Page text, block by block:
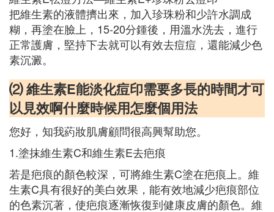
把維生素的液體擠出來，加入珍珠粉和少許水調成
糊，再塗在臉上，15-20分鍾後，用溫水洗去，進行
正常護膚，堅持下去就可以有效去痘痘，還能減少色
素沉澱。
⑵ 維生素E能淡化痘印需要多長的時間才可
以見效啊什麼時候用怎麼個用法
您好，知我葯妝肌膚顧問很高興幫助您。
1.塗抹維生素C和維生素E去疤痕
若是疤痕的顏色較深，可將維生素C塗在疤痕上。維
生素C具有很好的美白效果，能有效地減少疤痕部位
的色素沉著，使疤痕逐漸恢復到健康皮膚的顏色。維